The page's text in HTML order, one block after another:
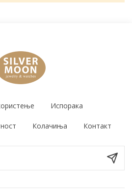
Испорака
Колачиња Контакт